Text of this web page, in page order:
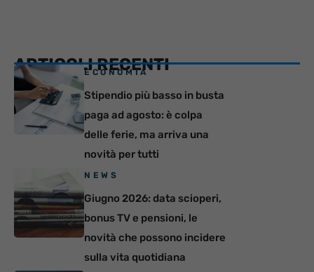
ARTICOLI RECENTI
ECONOMIA
Stipendio più basso in busta
paga ad agosto: è colpa
delle ferie, ma arriva una
novità per tutti
NEWS
Giugno 2026: data scioperi,
bonus TV e pensioni, le
novità che possono incidere
sulla vita quotidiana